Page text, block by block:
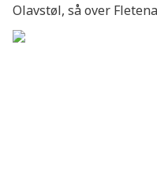
Olavstøl, så over